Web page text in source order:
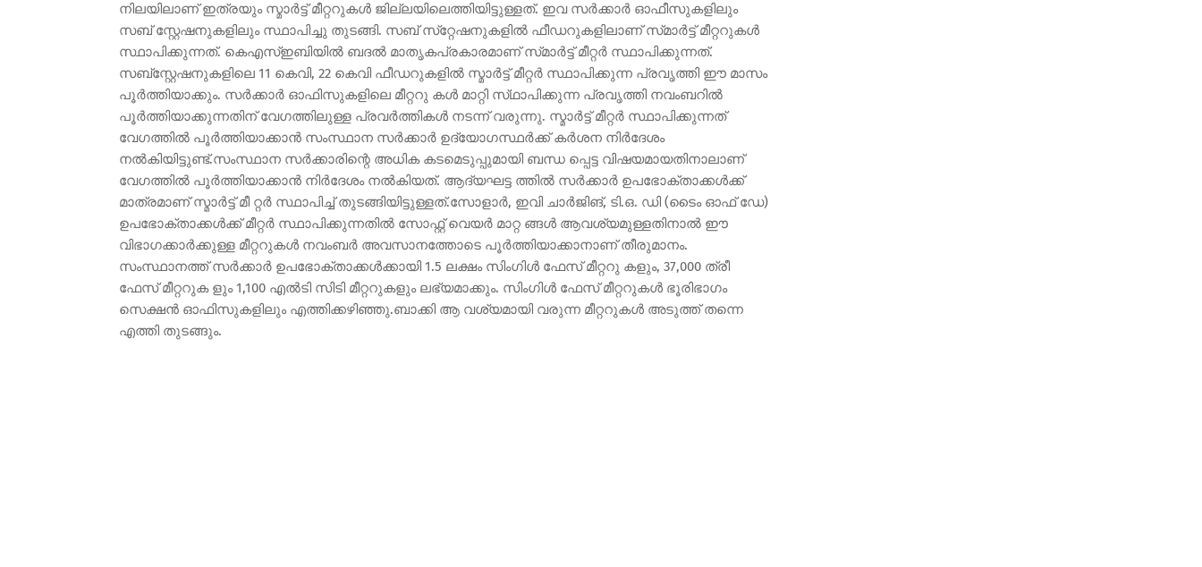
നിലയിലാണ് ഇത്രയും സ്മാർട്ട് മീറ്ററുകൾ ജില്ലയിലെത്തിയിട്ടുള്ളത്. ഇവ സർക്കാർ ഓഫീസുകളിലും
സബ് സ്റ്റേഷനുകളിലും സ്ഥാപിച്ചു തുടങ്ങി. സബ് സ്‌റ്റേഷനുകളിൽ ഫീഡറുകളിലാണ് സ്‌മാർട്ട് മീറ്ററുകൾ
സ്ഥാപിക്കുന്നത്. കെഎസ്ഇബിയിൽ ബദൽ മാതൃകപ്രകാരമാണ് സ്‌മാർട്ട് മീറ്റർ സ്ഥാപിക്കുന്നത്.
സബ്‌സ്റ്റേഷനുകളിലെ 11 കെവി, 22 കെവി ഫീഡറുകളിൽ സ്മാർട്ട് മീറ്റർ സ്ഥാപിക്കുന്ന പ്രവൃത്തി ഈ മാസം
പൂർത്തിയാക്കും. സർക്കാർ ഓഫിസുകളിലെ മീറ്ററു കൾ മാറ്റി സ്‌ഥാപിക്കുന്ന പ്രവൃത്തി നവംബറിൽ
പൂർത്തിയാക്കുന്നതിന് വേഗത്തിലുള്ള പ്രവർത്തികൾ നടന്ന് വരുന്നു. സ്മാർട്ട് മീറ്റർ സ്ഥാപിക്കുന്നത്
വേഗത്തിൽ പൂർത്തിയാക്കാൻ സംസ്ഥാന സർക്കാർ ഉദ്യോഗസ്ഥർക്ക് കർശന നിർദേശം
നൽകിയിട്ടുണ്ട്.സംസ്ഥാന സർക്കാരിന്റെ അധിക കടമെടുപ്പുമായി ബന്ധ പ്പെട്ട വിഷയമായതിനാലാണ്
വേഗത്തിൽ പൂർത്തിയാക്കാൻ നിർദേശം നൽകിയത്. ആദ്യഘട്ട ത്തിൽ സർക്കാർ ഉപഭോക്താക്കൾക്ക്
മാത്രമാണ് സ്മാർട്ട് മീ റ്റർ സ്ഥാപിച്ച് തുടങ്ങിയിട്ടുള്ളത്.സോളാർ, ഇവി ചാർജിങ്, ടി.ഒ. ഡി (ടൈം ഓഫ് ഡേ)
ഉപഭോക്താക്കൾക്ക് മീറ്റർ സ്ഥാപിക്കുന്നതിൽ സോഫ്റ്റ് വെയർ മാറ്റ ങ്ങൾ ആവശ്യമുള്ളതിനാൽ ഈ
വിഭാഗക്കാർക്കുള്ള മീറ്ററുകൾ നവംബർ അവസാനത്തോടെ പൂർത്തിയാക്കാനാണ് തീരുമാനം.
സംസ്ഥാനത്ത് സർക്കാർ ഉപഭോക്താക്കൾക്കായി 1.5 ലക്ഷം സിംഗിൾ ഫേസ് മീറ്ററു കളും, 37,000 ത്രീ
ഫേസ് മീറ്ററുക ളും 1,100 എൽടി സിടി മീറ്ററുകളും ലഭ്യമാക്കും. സിംഗിൾ ഫേസ് മീറ്ററുകൾ ഭൂരിഭാഗം
സെക്ഷൻ ഓഫിസുകളിലും എത്തിക്കഴിഞ്ഞു.ബാക്കി ആ വശ്യമായി വരുന്ന മീറ്ററുകൾ അടുത്ത് തന്നെ
എത്തി തുടങ്ങും.